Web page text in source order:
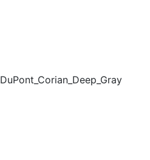
DuPont_Corian_Deep_Gray